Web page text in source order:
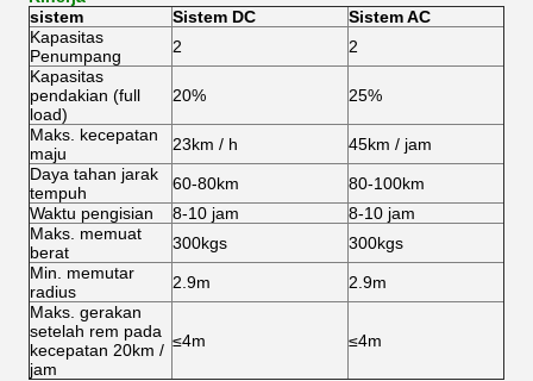
sistem
Sistem DC
Sistem AC
Kapasitas
Penumpang
2
2
Kapasitas
pendakian (full
load)
20% 25%
Maks. kecepatan
maju
23km / h
45km / jam
Daya tahan jarak
tempuh
60-80km
80-100km
Waktu pengisian
8-10 jam
8-10 jam
Maks. memuat
berat
300kgs
300kgs
Min. memutar
radius
2.9m
2.9m
Maks. gerakan
setelah rem pada
kecepatan 20km /
jam
≤4m ≤4m